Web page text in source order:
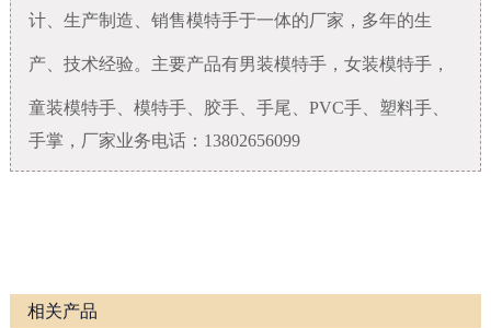
计、生产制造、销售模特手于一体的厂家，多年的生
产、技术经验。主要产品有男装模特手，女装模特手，
童装模特手、 模特手、 胶手、手尾、PVC手、 塑料手、
手掌，厂家业务电话：13802656099
相关产品